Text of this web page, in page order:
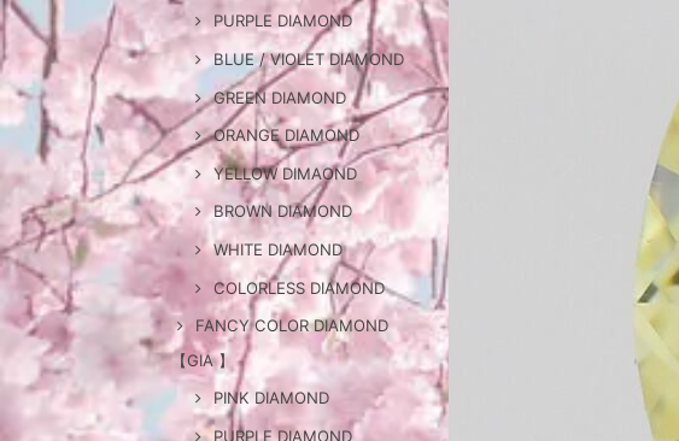
PURPLE DIAMOND
BLUE / VIOLET DIAMOND
GREEN DIAMOND
ORANGE DIAMOND
YELLOW DIMAOND
BROWN DIAMOND
WHITE DIAMOND
COLORLESS DIAMOND
FANCY COLOR DIAMOND
【GIA 】
PINK DIAMOND
PURPLE DIAMOND